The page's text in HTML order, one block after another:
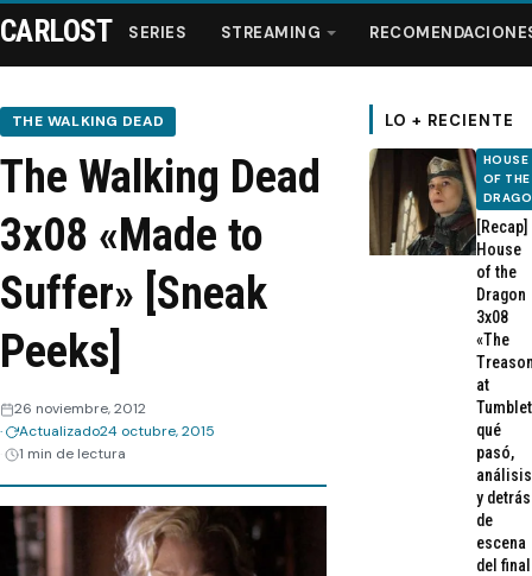
Series
Streaming
Recomendaciones
Webisodios
CARLOST SERIES STREAMING
THE WALKING DEAD
The Walking Dead
3x08 «Made to
Suffer» [Sneak
Peeks]
26 noviembre, 2012
Actualizado24 octubre, 2015
1 min de lectura
LO + RECIENTE
HOUSE
OF THE
[Recap]
House
of the
Dragon
3x08
«The
at
qué
pasó,
análisis
y detrás
de
escena
del final